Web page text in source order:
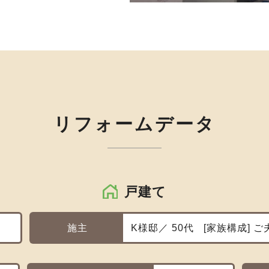
リフォームデータ
戸建て
施主 K様邸／ 50代 家族構成 ご